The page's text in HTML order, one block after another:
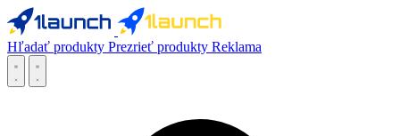
Hľadať produkty Prezrieť produkty Reklama